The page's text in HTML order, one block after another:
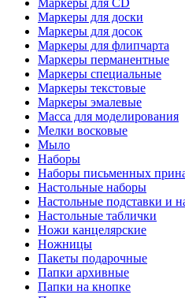
Маркеры для CD
Маркеры для доски
Маркеры для досок
Маркеры для флипчарта
Маркеры перманентные
Маркеры специальные
Маркеры текстовые
Маркеры эмалевые
Масса для моделирования
Мелки восковые
Мыло
Наборы
Наборы письменных
Настольные наборы
Настольные подставки и
Настольные таблички
Ножи канцелярские
Ножницы
Пакеты подарочные
Папки архивные
Папки на кнопке